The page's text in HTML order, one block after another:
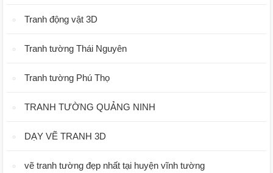
Tranh động vật 3D
Tranh tường Thái Nguyên
Tranh tường Phú Thọ
TRANH TƯỜNG QUẢNG NINH
DẠY VẼ TRANH 3D
vẽ tranh tường đẹp nhất tại huyện vĩnh tường